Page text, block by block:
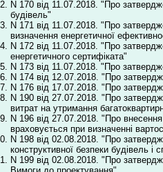
N 170 від 11.07.2018. "Про
будівель"
N 171 від 11.07.2018. "Про
визначення енергетичної
N 172 від 11.07.2018. "Про
енергетичного сертифіката"
N 173 від 11.07.2018. "Про
N 174 від 12.07.2018. "Про
N 176 від 17.07.2018. "Про
N 190 від 27.07.2018. "Про
витрат на утримання
N 196 від 27.07.2018. "Про
враховується при визначенні
N 198 від 02.08.2018. "Про
конструктивної безпеки будівель і
N 199 від 02.08.2018. "Про